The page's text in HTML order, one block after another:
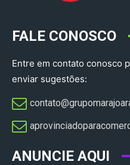
FALE CONOSCO
Entre em contato conosco
enviar sugestões:
ANUNCIE AQUI